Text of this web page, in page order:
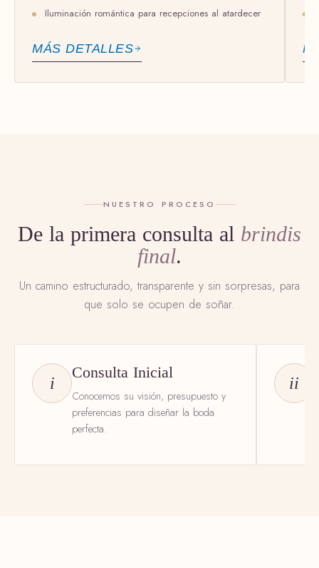
Iluminación romántica para recepciones al atardecer
MÁS DETALLES
NUESTRO PROCESO
De la primera consulta al brindis
final.
Un camino estructurado, transparente y sin sorpresas, para
que solo se ocupen de soñar.
i
Consulta Inicial
Conocemos su visión, presupuesto y
preferencias para diseñar la boda
perfecta.
ii